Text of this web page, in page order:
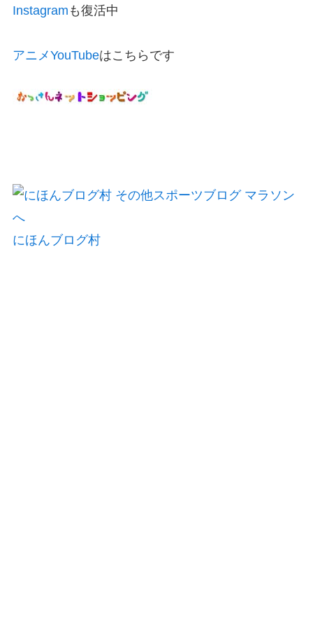
Instagram も復活中
アニメYouTubeはこちらです
にほんブログ村